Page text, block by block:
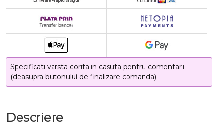
Specificati varsta dorita in casuta pentru comentarii
(deasupra butonului de finalizare comanda).
Descriere